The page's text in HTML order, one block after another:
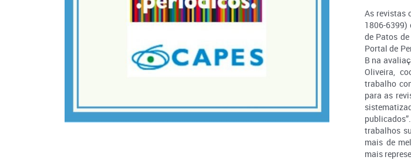
As revistas
1806-6399)
de Patos
Portal de
B na
Oliveira,
trabalho
para as
trabalhos
mais de
mais